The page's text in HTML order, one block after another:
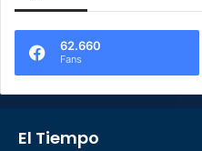
62.660
Fans
El Tiempo